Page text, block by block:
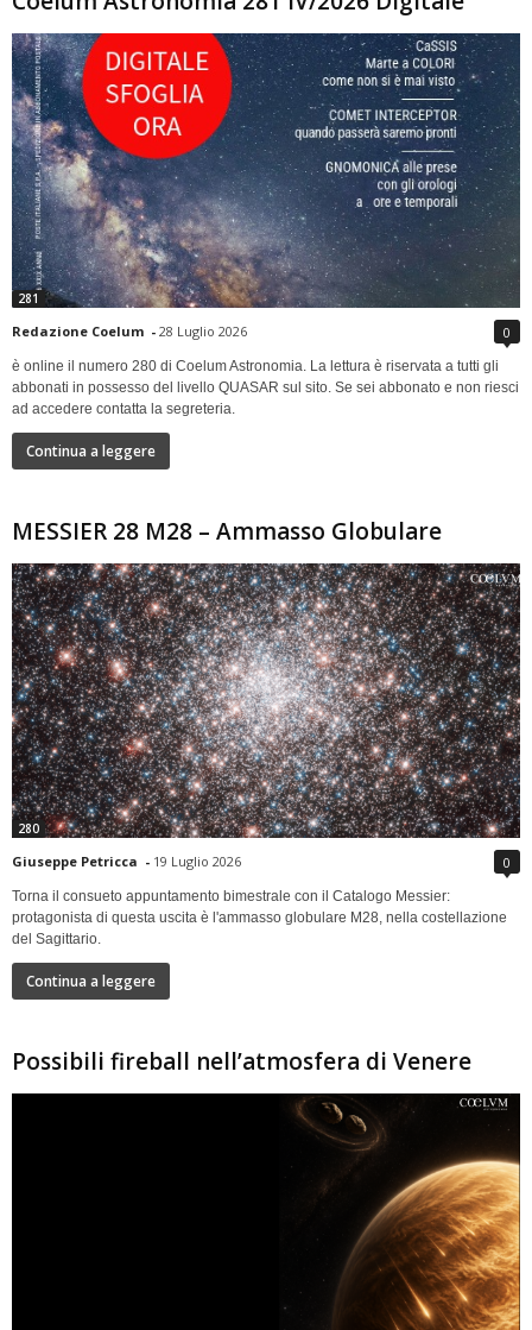
281
Redazione Coelum - 28 Luglio 2026 0
è online il numero 280 di Coelum Astronomia. La lettura è riservata a tutti gli
abbonati in possesso del livello QUASAR sul sito. Se sei abbonato e non riesci
ad accedere contatta la segreteria.
Continua a leggere
MESSIER 28 M28 – Ammasso Globulare
280
Giuseppe Petricca - 19 Luglio 2026 0
Torna il consueto appuntamento bimestrale con il Catalogo Messier:
protagonista di questa uscita è l'ammasso globulare M28, nella costellazione
del Sagittario.
Continua a leggere
Possibili fireball nell’atmosfera di Venere